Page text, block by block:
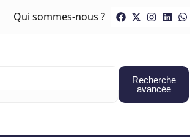
Qui sommes-nous ?
Recherche
avancée